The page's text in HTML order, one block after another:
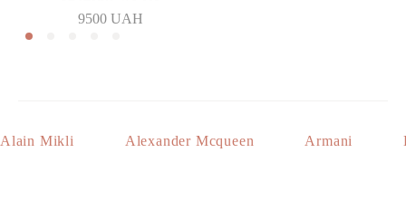
9500 UAH
Alain Mikli Alexander Mcqueen Armani